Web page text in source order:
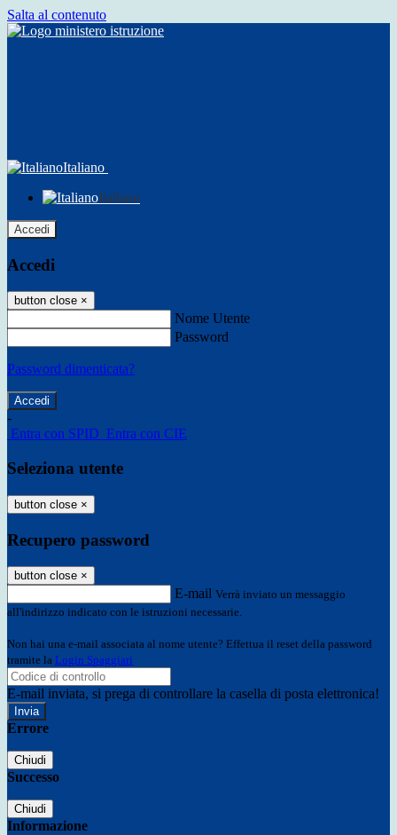
Salta al contenuto
Italiano
Italiano
Accedi
Accedi
button close ×
Nome Utente
Password
Password dimenticata?
-
Entra con SPID Entra con CIE
Seleziona utente
button close ×
Recupero password
button close ×
E-mail Verrà inviato un messaggio
all'indirizzo indicato con le istruzioni necessarie.
Non hai una e-mail associata al nome utente? Effettua il reset della password
tramite la Login Spaggiari
E-mail inviata, si prega di controllare la casella di posta elettronica!
Errore
Chiudi
Successo
Chiudi
Informazione